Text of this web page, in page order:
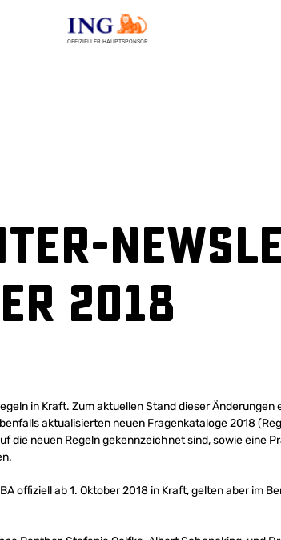
OFFIZIELLER HAUPTSPONSOR
2018
in Kraft. Zum aktuellen Stand dieser
aktualisierten neuen Fragenkataloge 2018
die neuen Regeln gekennzeichnet sind, sowie eine
offiziell ab 1. Oktober 2018 in Kraft, gelten aber im